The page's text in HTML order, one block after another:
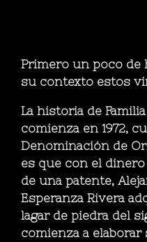
Primero un poco de
su contexto estos
La historia de
comienza en 1972,
Denominación de
es que con el
de una patente,
Esperanza Rivera
lagar de piedra del
comienza a